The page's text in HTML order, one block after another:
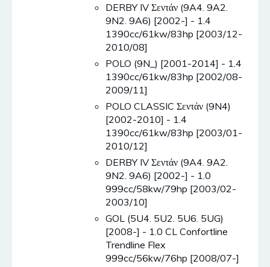
DERBY IV Σεντάν (9A4. 9A2.
9N2. 9A6) [2002-] - 1.4
1390cc/61kw/83hp [2003/12-
2010/08]
POLO (9N_) [2001-2014] - 1.4
1390cc/61kw/83hp [2002/08-
2009/11]
POLO CLASSIC Σεντάν (9N4)
[2002-2010] - 1.4
1390cc/61kw/83hp [2003/01-
2010/12]
DERBY IV Σεντάν (9A4. 9A2.
9N2. 9A6) [2002-] - 1.0
999cc/58kw/79hp [2003/02-
2003/10]
GOL (5U4. 5U2. 5U6. 5UG)
[2008-] - 1.0 CL Confortline
Trendline Flex
999cc/56kw/76hp [2008/07-]